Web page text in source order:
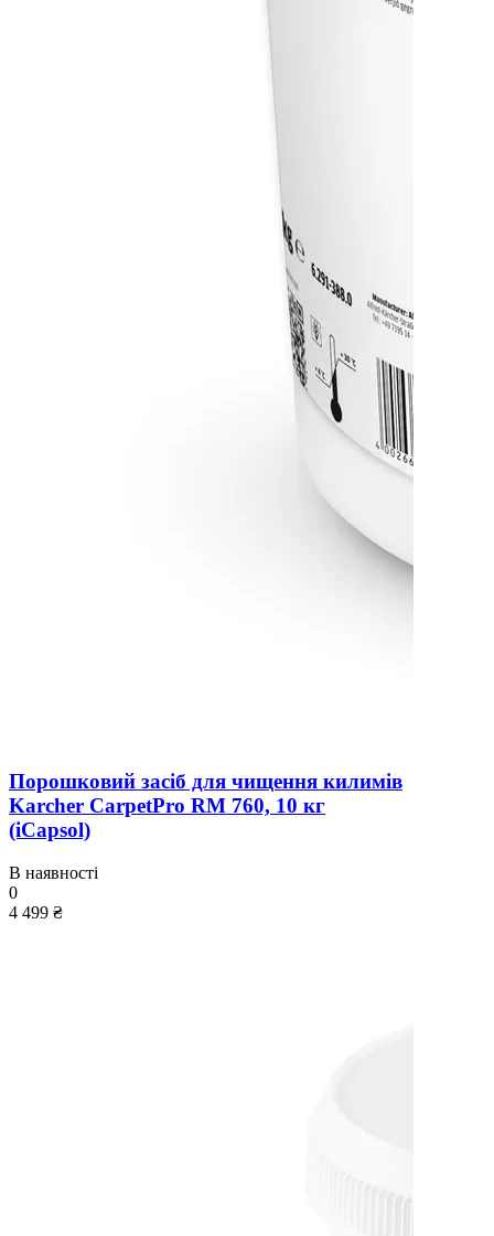
Порошковий засіб для чищення килимів
Karcher CarpetPro RM 760, 10 кг
(iCapsol)
В наявності
0
4 499 ₴